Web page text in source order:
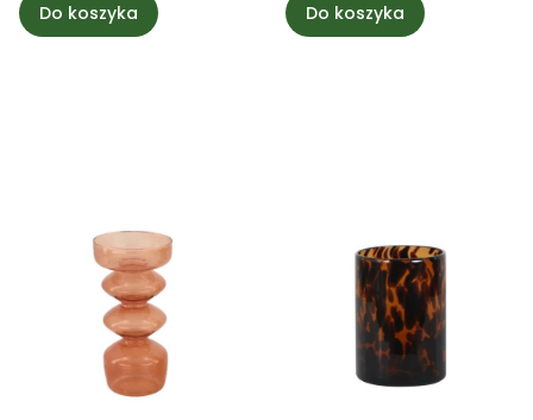
Do koszyka Do koszyka